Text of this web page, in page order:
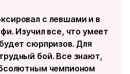
с левшами и в
Изучил все, что умеет
сюрпризов. Для
бой. Все знают,
чемпионом